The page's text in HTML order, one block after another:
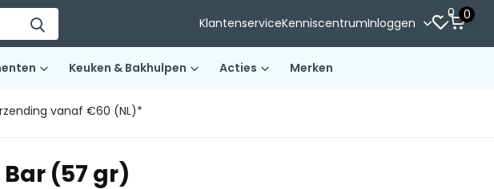
KlantenserviceKenniscentrumInloggen
0 0
Keuken & Bakhulpen Acties Merken
vanaf €60 (NL)*
(57 gr)